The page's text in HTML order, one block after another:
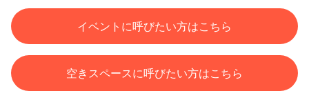
イベントに呼びたい方はこちら
空きスペースに呼びたい方はこちら